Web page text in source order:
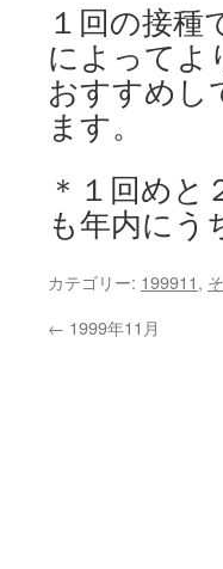
１回の接種
によってよ
おすすめし
ます。
＊１回め
も年内にう
カテゴリー: 199911,
← 1999年11月